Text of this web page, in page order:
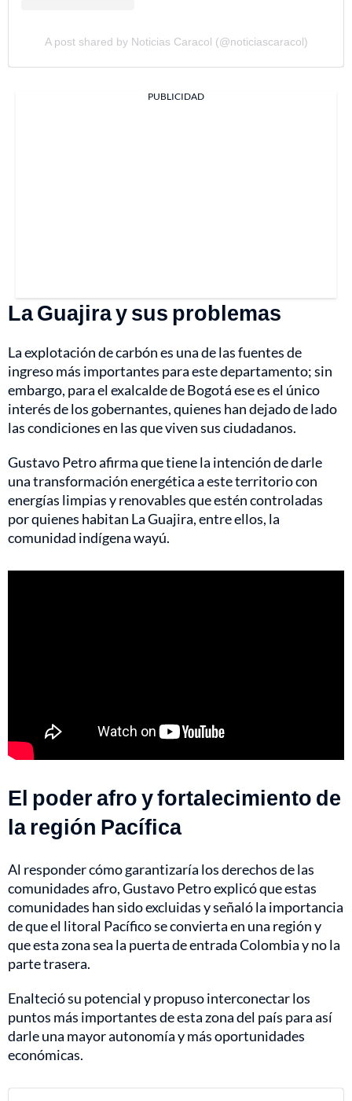
A post shared by Noticias Caracol (@noticiascaracol)
PUBLICIDAD
La Guajira y sus problemas
La explotación de carbón es una de las fuentes de
ingreso más importantes para este departamento; sin
embargo, para el exalcalde de Bogotá ese es el único
interés de los gobernantes, quienes han dejado de lado
las condiciones en las que viven sus ciudadanos.
Gustavo Petro afirma que tiene la intención de darle
una transformación energética a este territorio con
energías limpias y renovables que estén controladas
por quienes habitan La Guajira, entre ellos, la
comunidad indígena wayú.
El poder afro y fortalecimiento de
la región Pacífica
Al responder cómo garantizaría los derechos de las
comunidades afro, Gustavo Petro explicó que estas
comunidades han sido excluidas y señaló la importancia
de que el litoral Pacífico se convierta en una región y
que esta zona sea la puerta de entrada Colombia y no la
parte trasera.
Enalteció su potencial y propuso interconectar los
puntos más importantes de esta zona del país para así
darle una mayor autonomía y más oportunidades
económicas.